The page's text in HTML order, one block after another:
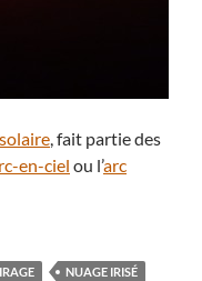
, fait partie des
en-ciel ou l’arc
NUAGE IRISÉ